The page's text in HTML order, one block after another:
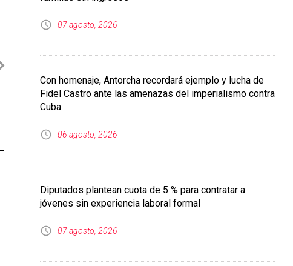
07 agosto, 2026
Con homenaje, Antorcha recordará ejemplo y lucha de
Fidel Castro ante las amenazas del imperialismo contra
Cuba
06 agosto, 2026
Diputados plantean cuota de 5 % para contratar a
jóvenes sin experiencia laboral formal
07 agosto, 2026